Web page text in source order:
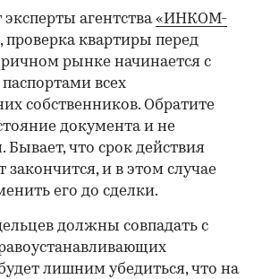
агентства«ИНКОМ-
, проверка квартиры перед
рынке начинается с
всех
собственников. Обратите
документа и не
Бывает, что срок действия
закончится, и в этом случае
его до сделки.
должны совпадать с
лишним убедиться, что на